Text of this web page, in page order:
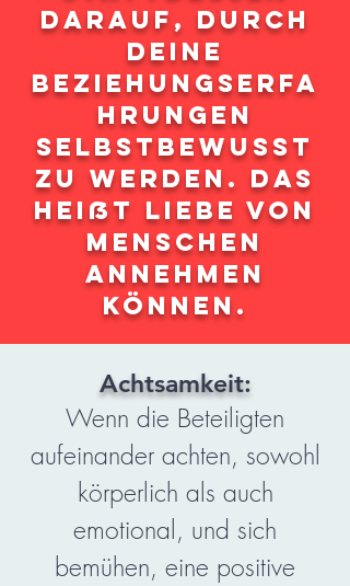
darauf, durch
deine
Beziehungserfa
hrungen
selbstbewusst
zu werden. Das
heißt Liebe von
Menschen
annehmen
können.
Achtsamkeit:
Wenn die Beteiligten
aufeinander achten, sowohl
körperlich als auch
emotional, und sich
bemühen, eine positive